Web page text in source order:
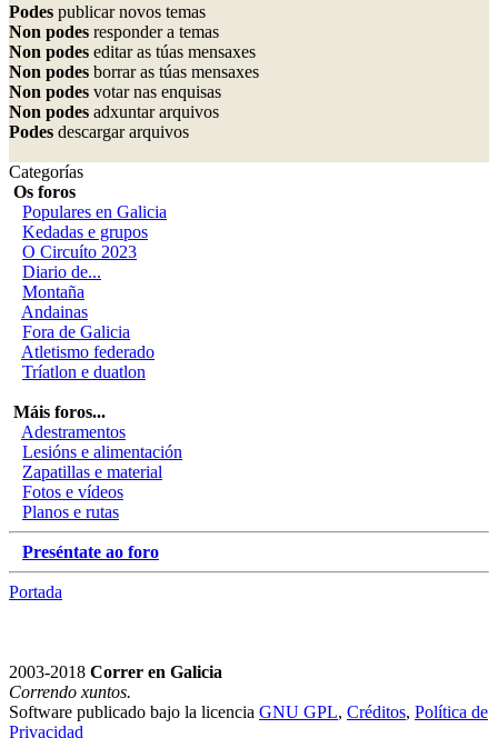
Podes publicar novos temas
Non podes responder a temas
Non podes editar as túas mensaxes
Non podes borrar as túas mensaxes
Non podes votar nas enquisas
Non podes adxuntar arquivos
Podes descargar arquivos
Categorías
Os foros
Populares en Galicia
Kedadas e grupos
O Circuíto 2023
Diario de...
Montaña
Andainas
Fora de Galicia
Atletismo federado
Tríatlon e duatlon
Máis foros...
Adestramentos
Lesións e alimentación
Zapatillas e material
Fotos e vídeos
Planos e rutas
Preséntate ao foro
Portada
2003-2018 Correr en Galicia
Correndo xuntos.
Software publicado bajo la licencia GNU GPL, Créditos, Política de
Privacidad